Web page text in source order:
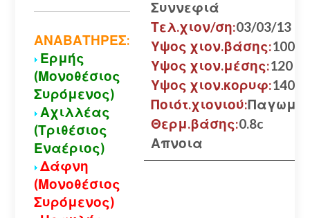
ΑΝΑΒΑΤΗΡΕΣ:
Ερμής
(Μονοθέσιος
Συρόμενος)
Αχιλλέας
(Τριθέσιος
Εναέριος)
Δάφνη
(Μονοθέσιος
Συρόμενος)
Συννεφιά
Τελ.χιον/ση:03/03/13
Υψος χιον.βάσης:100
Υψος χιον.μέσης:120
Υψος χιον.κορυφ:140
Ποιότ.χιονιού:
Θερμ.βάσης:0.8c
Απνοια